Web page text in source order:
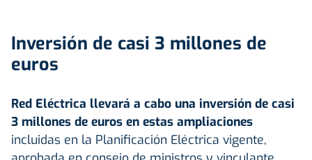
Inversión de casi 3 millones de
euros
Red Eléctrica llevará a cabo una inversión de casi
3 millones de euros en estas ampliaciones
incluidas en la Planificación Eléctrica vigente,